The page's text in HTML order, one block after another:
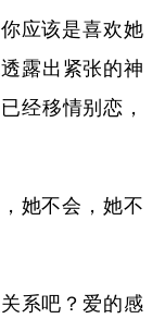
应该是喜欢她
露出紧张的神
经移情别恋，
她不会，她不
系吧？爱的感